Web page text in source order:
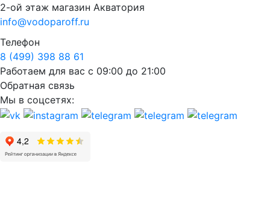
2-ой этаж магазин Акватория
info@vodoparoff.ru
Телефон
8 (499) 398 88 61
Работаем для вас с 09:00 до 21:00
Обратная связь
Мы в соцсетях: